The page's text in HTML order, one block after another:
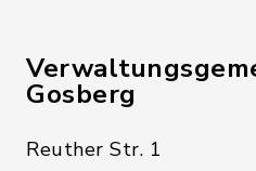
Gosberg
Reuther Str. 1